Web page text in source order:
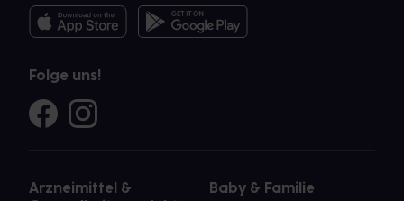
Folge uns!
Arzneimittel &
Baby & Familie